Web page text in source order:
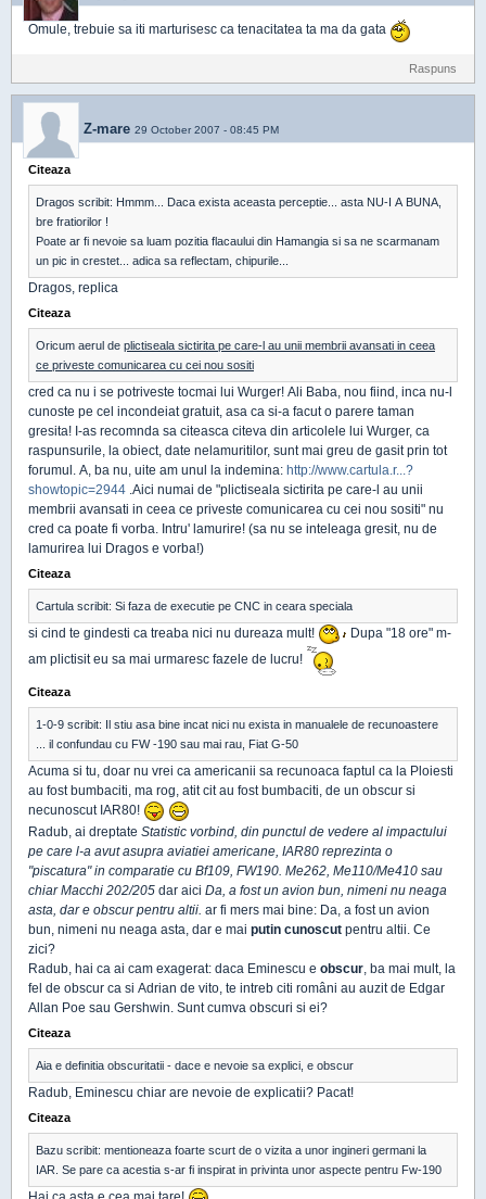
Omule, trebuie sa iti marturisesc ca tenacitatea ta ma da gata
Raspuns
Z-mare 29 October 2007 - 08:45 PM
Citeaza
Dragos scribit: Hmmm... Daca exista aceasta perceptie... asta NU-I A BUNA,
bre fratiorilor !
Poate ar fi nevoie sa luam pozitia flacaului din Hamangia si sa ne scarmanam
un pic in crestet... adica sa reflectam, chipurile...
Dragos, replica
Citeaza
Oricum aerul de plictiseala sictirita pe care-l au unii membrii avansati in ceea
ce priveste comunicarea cu cei nou sositi
cred ca nu i se potriveste tocmai lui Wurger! Ali Baba, nou fiind, inca nu-l
cunoste pe cel incondeiat gratuit, asa ca si-a facut o parere taman
gresita! I-as recomnda sa citeasca citeva din articolele lui Wurger, ca
raspunsurile, la obiect, date nelamuritilor, sunt mai greu de gasit prin tot
forumul. A, ba nu, uite am unul la indemina: http://www.cartula.r...?
showtopic=2944 .Aici numai de "plictiseala sictirita pe care-l au unii
membrii avansati in ceea ce priveste comunicarea cu cei nou sositi" nu
cred ca poate fi vorba. Intru' lamurire! (sa nu se inteleaga gresit, nu de
lamurirea lui Dragos e vorba!)
Citeaza
Cartula scribit: Si faza de executie pe CNC in ceara speciala
si cind te gindesti ca treaba nici nu dureaza mult!
Dupa "18 ore" m-
am plictisit eu sa mai urmaresc fazele de lucru!
Citeaza
1-0-9 scribit: Il stiu asa bine incat nici nu exista in manualele de recunoastere
... il confundau cu FW -190 sau mai rau, Fiat G-50
Acuma si tu, doar nu vrei ca americanii sa recunoaca faptul ca la Ploiesti
au fost bumbaciti, ma rog, atit cit au fost bumbaciti, de un obscur si
necunoscut IAR80!
Radub, ai dreptate Statistic vorbind, din punctul de vedere al impactului
pe care l-a avut asupra aviatiei americane, IAR80 reprezinta o
"piscatura" in comparatie cu Bf109, FW190. Me262, Me110/Me410 sau
chiar Macchi 202/205 dar aici Da, a fost un avion bun, nimeni nu neaga
asta, dar e obscur pentru altii. ar fi mers mai bine: Da, a fost un avion
bun, nimeni nu neaga asta, dar e mai putin cunoscut pentru altii. Ce
zici?
Radub, hai ca ai cam exagerat: daca Eminescu e obscur , ba mai mult, la
fel de obscur ca si Adrian de vito, te intreb citi români au auzit de Edgar
Allan Poe sau Gershwin. Sunt cumva obscuri si ei?
Citeaza
Aia e definitia obscuritatii - dace e nevoie sa explici, e obscur
Radub, Eminescu chiar are nevoie de explicatii? Pacat!
Citeaza
Bazu scribit: mentioneaza foarte scurt de o vizita a unor ingineri germani la
IAR. Se pare ca acestia s-ar fi inspirat in privinta unor aspecte pentru Fw-190